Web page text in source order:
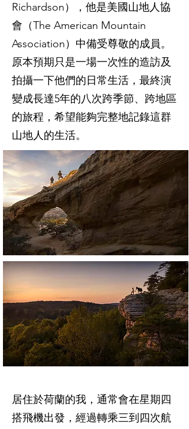
Richardson），他是美國山地人協
會（The American Mountain
Association）中備受尊敬的成員。
原本預期只是一場一次性的造訪及
拍攝一下他們的日常生活，最終演
變成長達5年的八次跨季節、跨地區
的旅程，希望能夠完整地記錄這群
山地人的生活。
居住於荷蘭的我，通常會在星期四
搭飛機出發，經過轉乘三到四次航